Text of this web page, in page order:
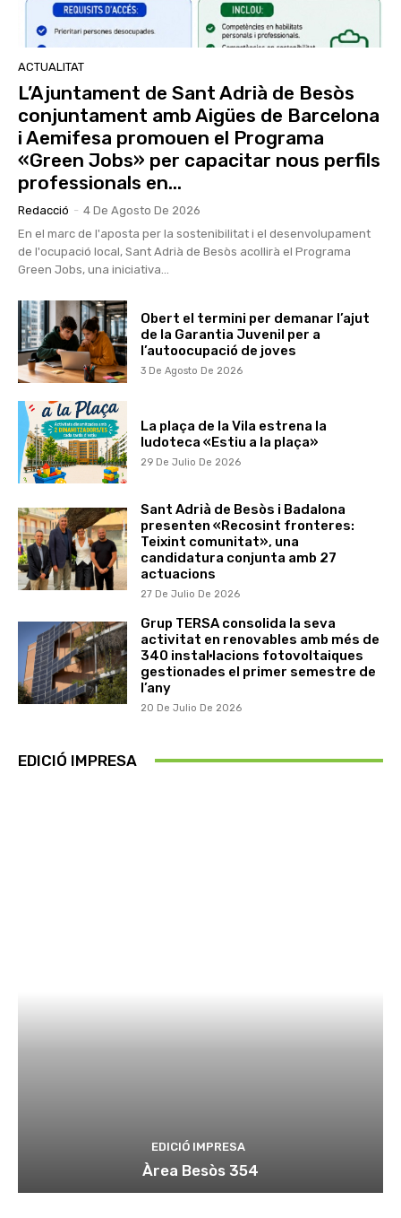
ACTUALITAT
L’Ajuntament de Sant Adrià de Besòs
conjuntament amb Aigües de Barcelona
i Aemifesa promouen el Programa
«Green Jobs» per capacitar nous perfils
professionals en...
Redacció - 4 De Agosto De 2026
En el marc de l'aposta per la sostenibilitat i el desenvolupament
de l'ocupació local, Sant Adrià de Besòs acollirà el Programa
Green Jobs, una iniciativa...
Obert el termini per demanar l’ajut
de la Garantia Juvenil per a
l’autoocupació de joves
3 De Agosto De 2026
La plaça de la Vila estrena la
ludoteca «Estiu a la plaça»
29 De Julio De 2026
Sant Adrià de Besòs i Badalona
presenten «Recosint fronteres:
Teixint comunitat», una
candidatura conjunta amb 27
actuacions
27 De Julio De 2026
Grup TERSA consolida la seva
activitat en renovables amb més de
340 instal·lacions fotovoltaiques
gestionades el primer semestre de
l’any
20 De Julio De 2026
EDICIÓ IMPRESA
EDICIÓ IMPRESA
Àrea Besòs 354